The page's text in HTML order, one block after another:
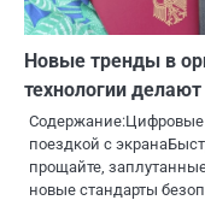
Новые тренды в
технологии
поездкой с
прощайте,
новые стандарты